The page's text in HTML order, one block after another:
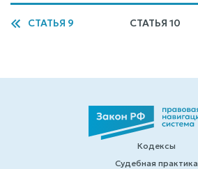
СТАТЬЯ 9 СТАТЬЯ 10
Кодексы
Судебная практика